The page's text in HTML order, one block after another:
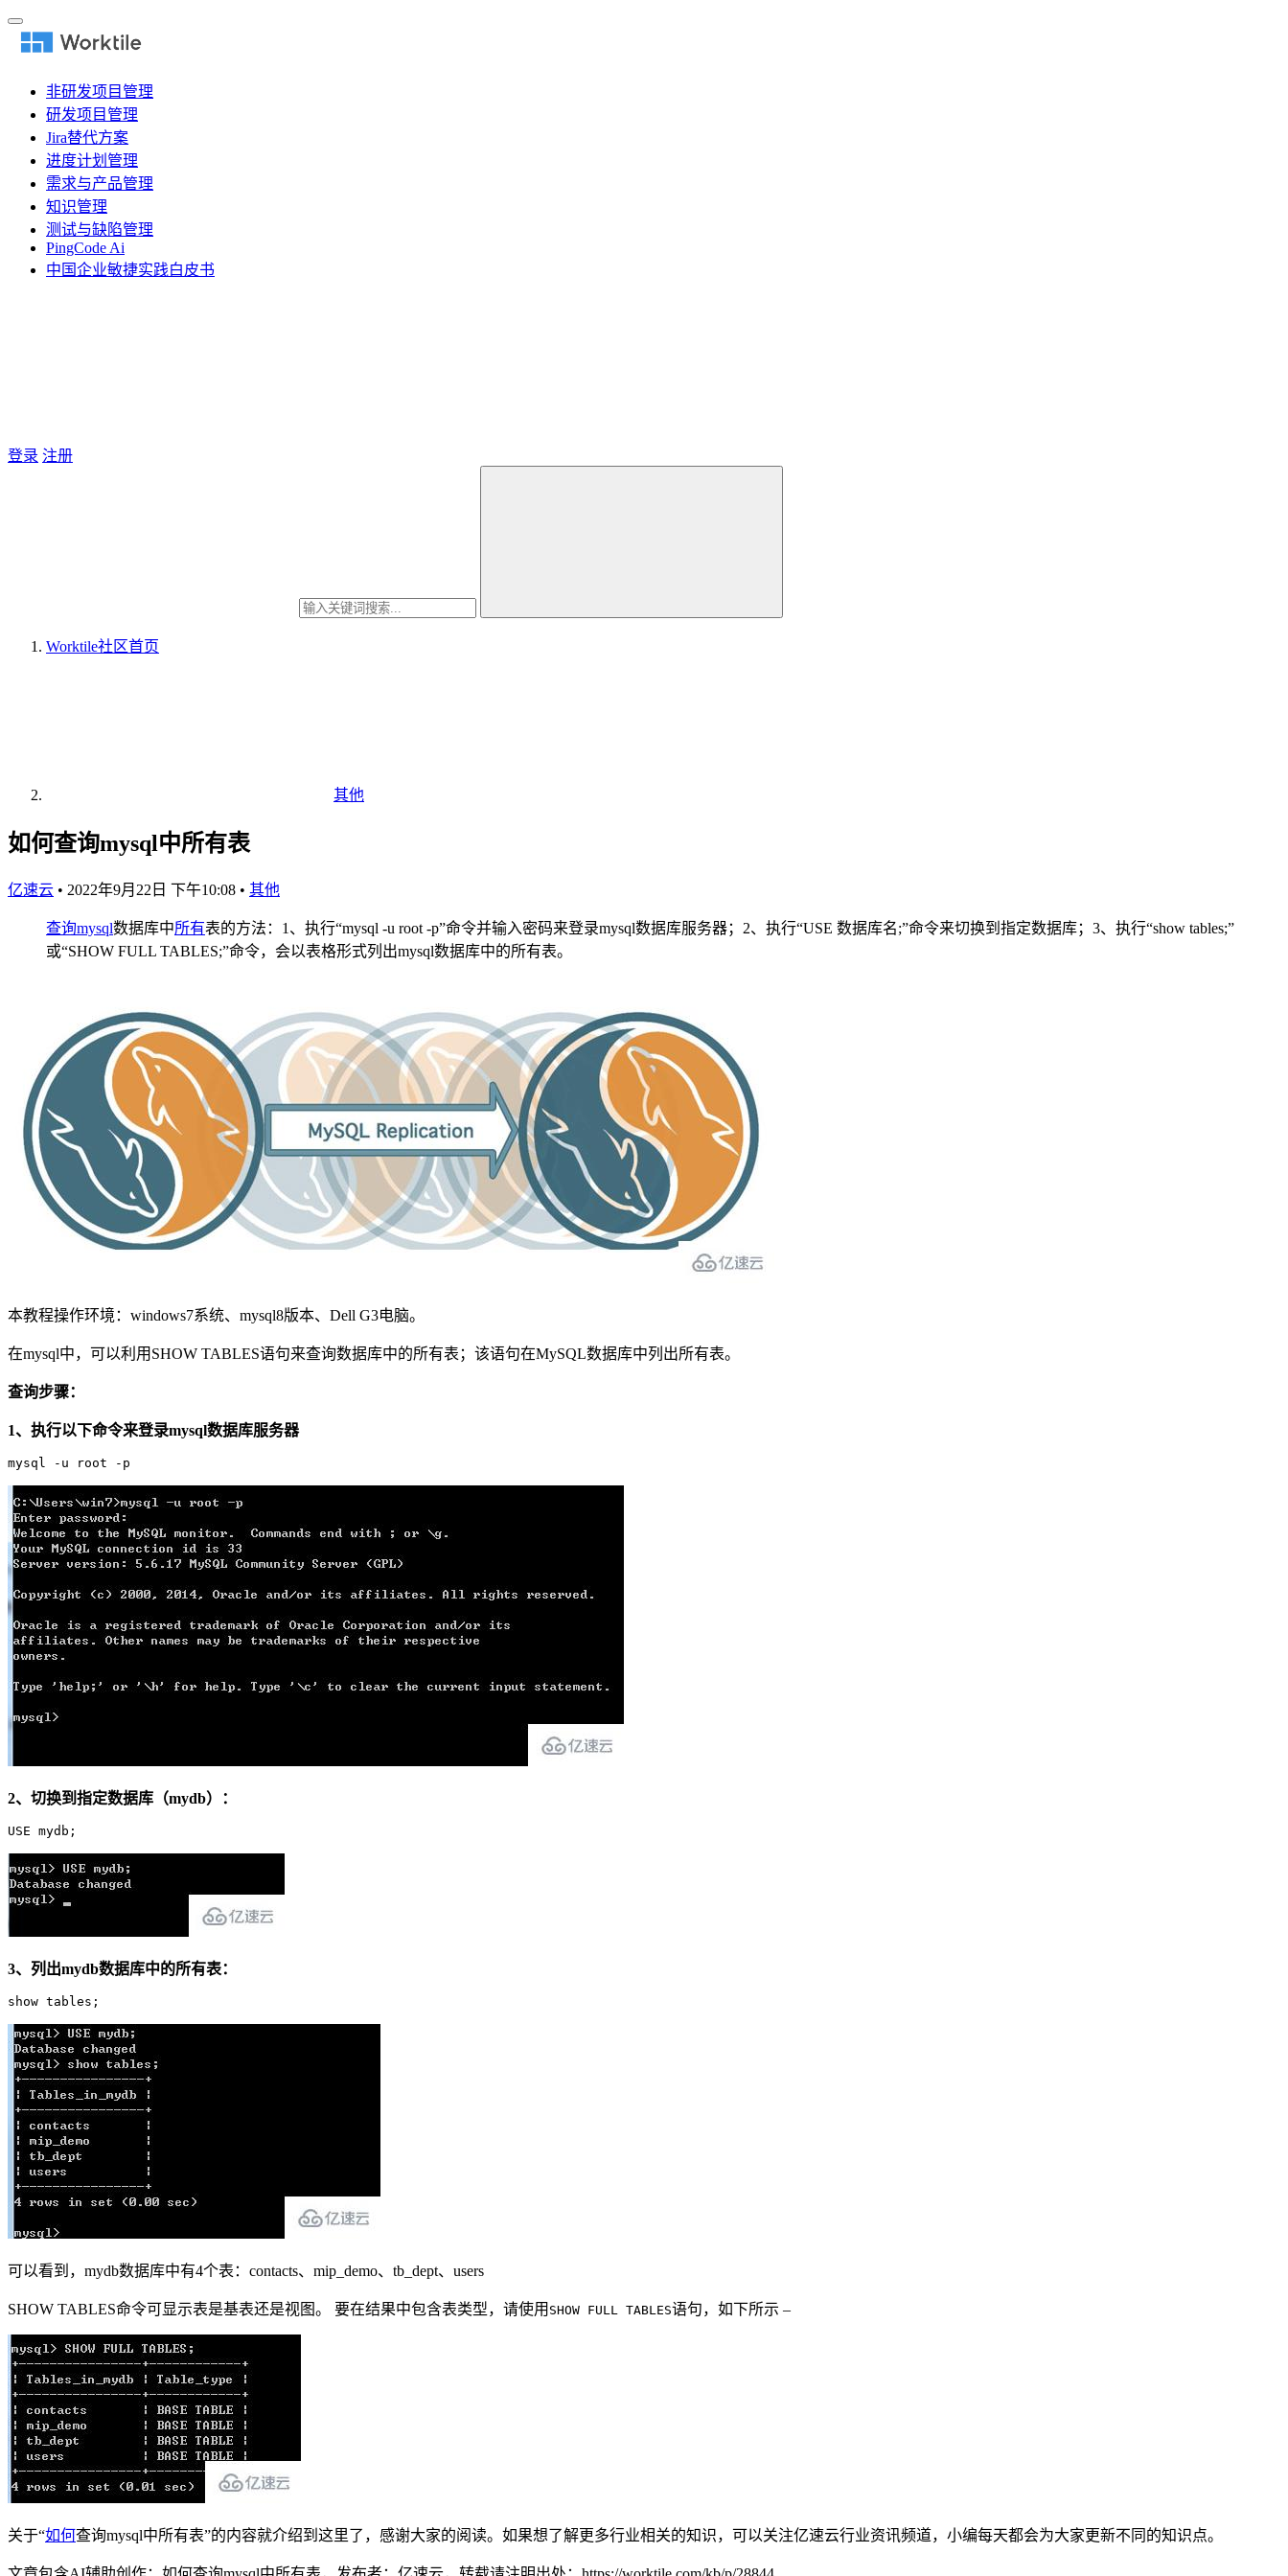
非研发项目管理
研发项目管理
Jira替代方案
进度计划管理
需求与产品管理
知识管理
测试与缺陷管理
PingCode Ai
中国企业敏捷实践白皮书
登录 注册
Worktile社区首页
其他
如何查询mysql中所有表
亿速云 • 2022年9月22日 下午10:08 • 其他
查询mysql数据库中所有表的方法：1、执行“mysql -u root -p”命令并输入密码来登录mysql数据库服务器；2、执行“USE 数据库名;”命令来切换到指定数据库；3、执行“show tables;”
或“SHOW FULL TABLES;”命令，会以表格形式列出mysql数据库中的所有表。
本教程操作环境：windows7系统、mysql8版本、Dell G3电脑。
在mysql中，可以利用SHOW TABLES语句来查询数据库中的所有表；该语句在MySQL数据库中列出所有表。
查询步骤：
1、执行以下命令来登录mysql数据库服务器
mysql -u root -p
2、切换到指定数据库（mydb）：
USE mydb;
3、列出mydb数据库中的所有表：
show tables;
可以看到，mydb数据库中有4个表：contacts、mip_demo、tb_dept、users
SHOW TABLES命令可显示表是基表还是视图。 要在结果中包含表类型，请使用 SHOW FULL TABLES语句，如下所示 –
关于“如何查询mysql中所有表”的内容就介绍到这里了，感谢大家的阅读。如果想了解更多行业相关的知识，可以关注亿速云行业资讯频道，小编每天都会为大家更新不同的知识点。